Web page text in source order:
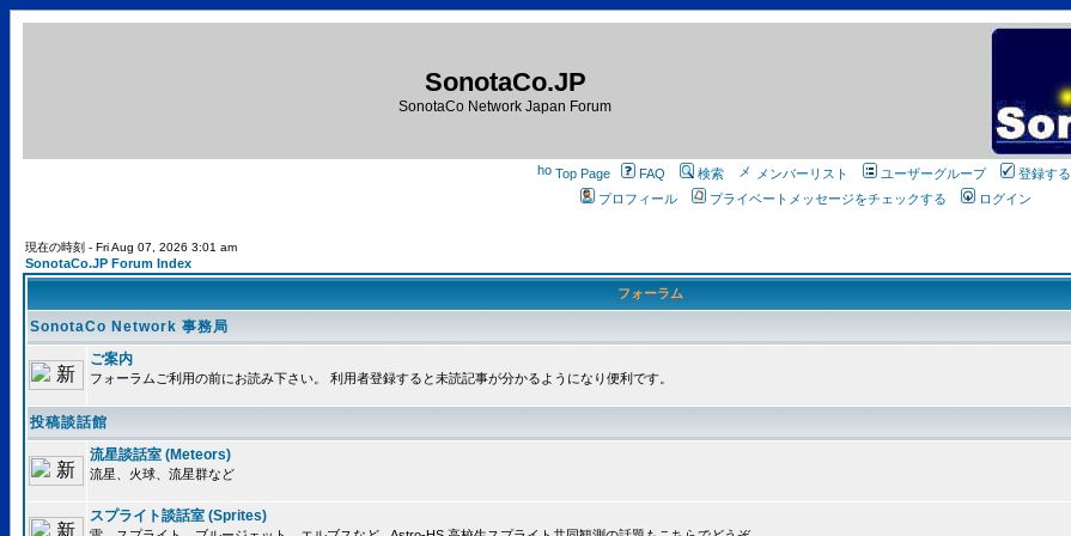
SonotaCo.JP
SonotaCo Network Japan Forum
Top Page FAQ 検索 メンバーリスト ユーザーグループ
登録する
プロフィール
プライベートメッセージをチェックする ログイン
現在の時刻 - Fri Aug 07, 2026 3:01 am
SonotaCo.JP Forum Index
フォーラム
SonotaCo Network 事務局
ご案内
フォーラムご利用の前にお読み下さい。 利用者登録すると未読記事が分かるようになり便利です。
投稿談話館
流星談話室 (Meteors)
流星、火球、流星群など
スプライト談話室 (Sprites)